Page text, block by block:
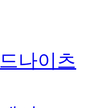
나이츠